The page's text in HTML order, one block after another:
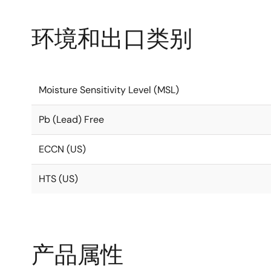
环境和出口类别
Moisture Sensitivity Level (MSL)
Pb (Lead) Free
ECCN (US)
HTS (US)
产品属性